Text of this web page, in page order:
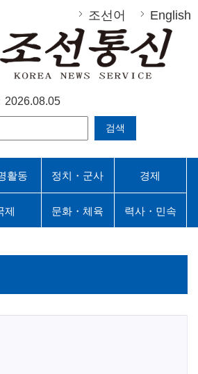
조선어 English
2026.08.05
검색
활동 정치・군사 경제
제 문화・체육 력사・민속